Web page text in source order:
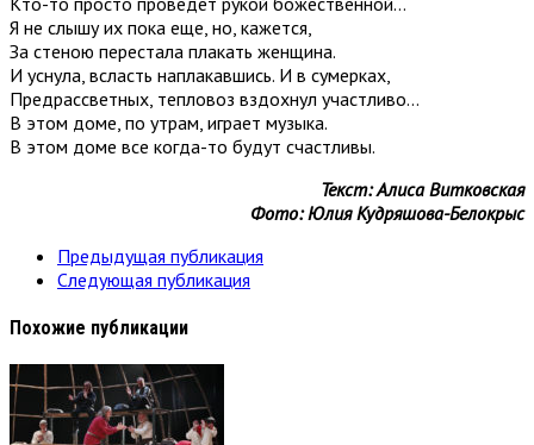
Я не слышу их пока еще, но, кажется,
За стеною перестала плакать женщина.
И уснула, всласть наплакавшись. И в сумерках,
Предрассветных, тепловоз вздохнул участливо…
В этом доме, по утрам, играет музыка.
В этом доме все когда-то будут счастливы.
Текст: Алиса Витковская
Фото: Юлия Кудряшова-Белокрыс
Предыдущая публикация
Следующая публикация
Похожие публикации